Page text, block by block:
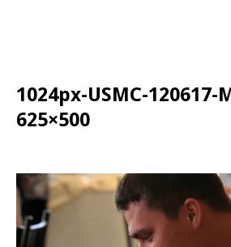
1024px-USMC-120617-
625×500